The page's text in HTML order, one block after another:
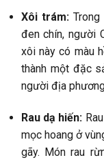
Xôi trám:
đen chín, người
xôi này có màu
thành một đặc
người địa
Rau dạ hiến:
mọc hoang ở
gãy. Món rau